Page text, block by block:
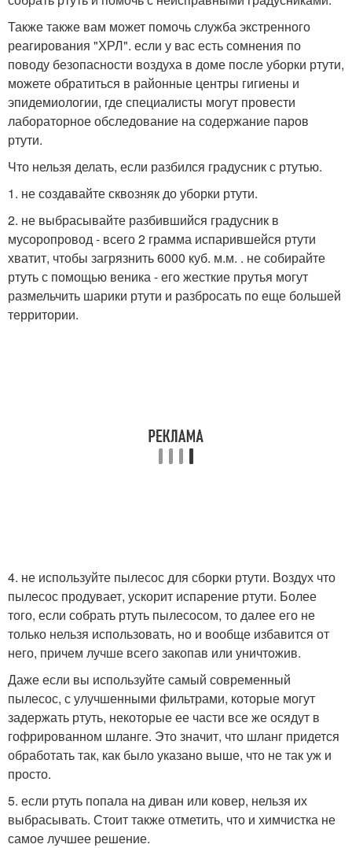
Также также вам может помочь служба экстренного
реагирования "ХРЛ". если у вас есть сомнения по
поводу безопасности воздуха в доме после уборки ртути,
можете обратиться в районные центры гигиены и
эпидемиологии, где специалисты могут провести
лабораторное обследование на содержание паров
ртути.
Что нельзя делать, если разбился градусник с ртутью.
1. не создавайте сквозняк до уборки ртути.
2. не выбрасывайте разбившийся градусник в
мусоропровод - всего 2 грамма испарившейся ртути
хватит, чтобы загрязнить 6000 куб. м.м. . не собирайте
ртуть с помощью веника - его жесткие прутья могут
размельчить шарики ртути и разбросать по еще большей
территории.
4. не используйте пылесос для сборки ртути. Воздух что
пылесос продувает, ускорит испарение ртути. Более
того, если собрать ртуть пылесосом, то далее его не
только нельзя использовать, но и вообще избавится от
него, причем лучше всего закопав или уничтожив.
Даже если вы используйте самый современный
пылесос, с улучшенными фильтрами, которые могут
задержать ртуть, некоторые ее части все же осядут в
гофрированном шланге. Это значит, что шланг придется
обработать так, как было указано выше, что не так уж и
просто.
5. если ртуть попала на диван или ковер, нельзя их
выбрасывать. Стоит также отметить, что и химчистка не
самое лучшее решение.